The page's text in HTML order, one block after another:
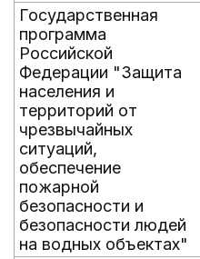
Государственная
программа
Российской
Федерации "Защита
населения и
территорий от
чрезвычайных
ситуаций,
обеспечение
пожарной
безопасности и
безопасности людей
на водных объектах"